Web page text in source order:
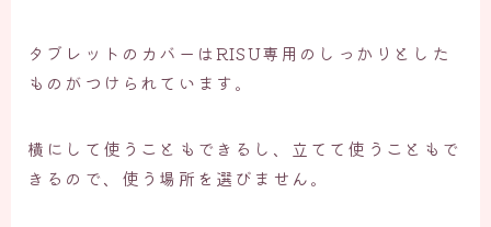
タブレットのカバーはRISU専用のしっかりとした
ものがつけられています。
横にして使うこともできるし、立てて使うこともで
きるので、使う場所を選びません。